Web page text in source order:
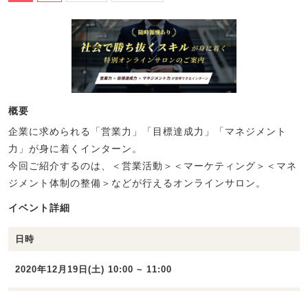
概要
企業に求められる「営業力」「目標達成力」「マネジメント
力」が身に着くインターン。
今回ご紹介するのは、＜営業活動＞＜マーケティング＞＜マネ
ジメント体制の整備＞などが行えるオンラインサロン。
イベント詳細
日時
2020年12月19日(土) 10:00 ~ 11:00